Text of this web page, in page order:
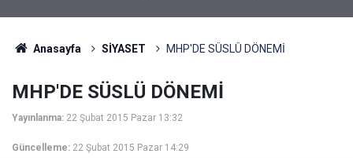
Anasayfa SİYASET MHP'DE SÜSLÜ DÖNEMİ
MHP'DE SÜSLÜ DÖNEMİ
Yayınlanma: 22 Şubat 2015 Pazar 13:32
Güncelleme: 22 Şubat 2015 Pazar 14:29